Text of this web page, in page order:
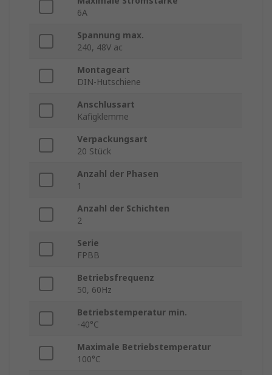
6A
Spannung max.
240, 48V ac
Montageart
DIN-Hutschiene
Anschlussart
Käfigklemme
Verpackungsart
20 Stück
Anzahl der Phasen
1
Anzahl der Schichten
2
Serie
FPBB
Betriebsfrequenz
50, 60Hz
Betriebstemperatur min.
-40°C
Maximale Betriebstemperatur
100°C